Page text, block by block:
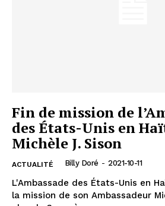
Fin de mission de
des États-Unis en
Michèle J. Sison
ACTUALITÉ Billy Doré - 2021-10-11
L'Ambassade des États-Unis en
la mission de son Ambassadeur